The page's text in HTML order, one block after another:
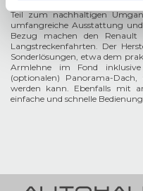
Teil zum nachhaltigen
umfangreiche Ausstattung
Bezug machen den
Langstreckenfahrten. Der
Sonderlösungen, etwa dem
Armlehne im Fond inklusive
(optionalen) Panorama-
werden kann. Ebenfalls mit
einfache und schnelle